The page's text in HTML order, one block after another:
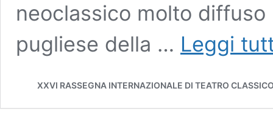
neoclassico molto diffuso
pugliese della … Leggi
XXVI RASSEGNA INTERNAZIONALE DI TEATRO